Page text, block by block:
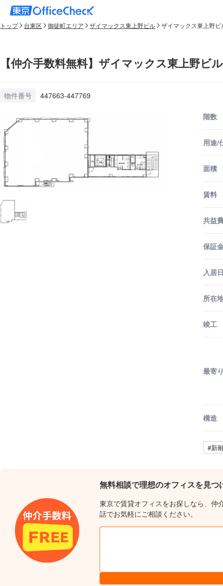
トップ 台東区 御徒町エリア ザイマックス東上野ビル ザイマックス東上野ビ
【仲介手数料無料】ザイマックス東上野ビ
物件番号 447663-447769
階数
用途/
面積
賃料
共益
保証
入居
所在
竣工
最寄
構造
#新
無料相談で理想のオフィスを見つ
東京で賃貸オフィスをお探しなら、仲
話でお気軽にご相談ください。